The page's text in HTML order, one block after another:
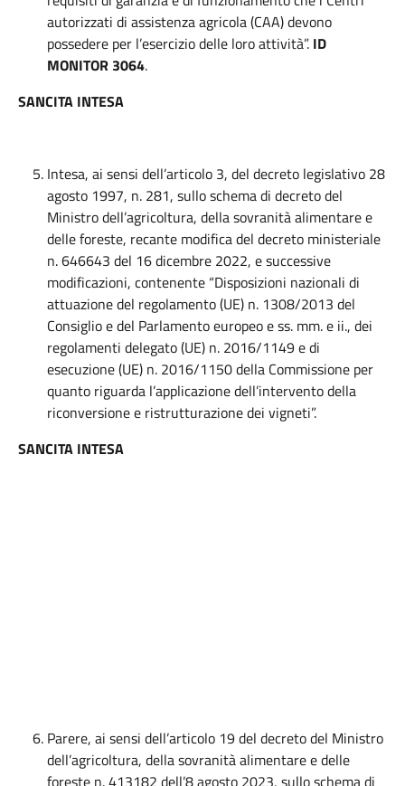
autorizzati di assistenza agricola (CAA) devono
possedere per l’esercizio delle loro attività”. ID
MONITOR 3064.
SANCITA INTESA
Intesa, ai sensi dell’articolo 3, del decreto legislativo 28
agosto 1997, n. 281, sullo schema di decreto del
Ministro dell’agricoltura, della sovranità alimentare e
delle foreste, recante modifica del decreto ministeriale
n. 646643 del 16 dicembre 2022, e successive
modificazioni, contenente “Disposizioni nazionali di
attuazione del regolamento (UE) n. 1308/2013 del
Consiglio e del Parlamento europeo e ss. mm. e ii., dei
regolamenti delegato (UE) n. 2016/1149 e di
esecuzione (UE) n. 2016/1150 della Commissione per
quanto riguarda l’applicazione dell’intervento della
riconversione e ristrutturazione dei vigneti”.
SANCITA INTESA
Parere, ai sensi dell’articolo 19 del decreto del Ministro
dell’agricoltura, della sovranità alimentare e delle
foreste n. 413182 dell’8 agosto 2023, sullo schema di